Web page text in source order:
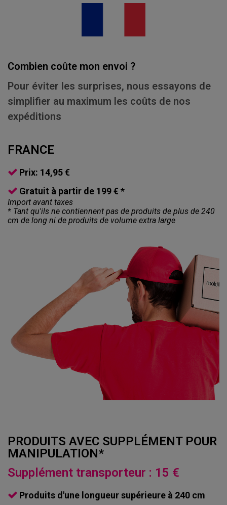
Combien coûte mon envoi ?
Pour éviter les surprises, nous essayons de
simplifier au maximum les coûts de nos
expéditions
FRANCE
Prix: 14,95 €
Gratuit à partir de 199 € *
Import avant taxes
* Tant qu'ils ne contiennent pas de produits de plus de 240
cm de long ni de produits de volume extra large
PRODUITS AVEC SUPPLÉMENT POUR
MANIPULATION*
Supplément transporteur : 15 €
Produits d'une longueur supérieure à 240 cm